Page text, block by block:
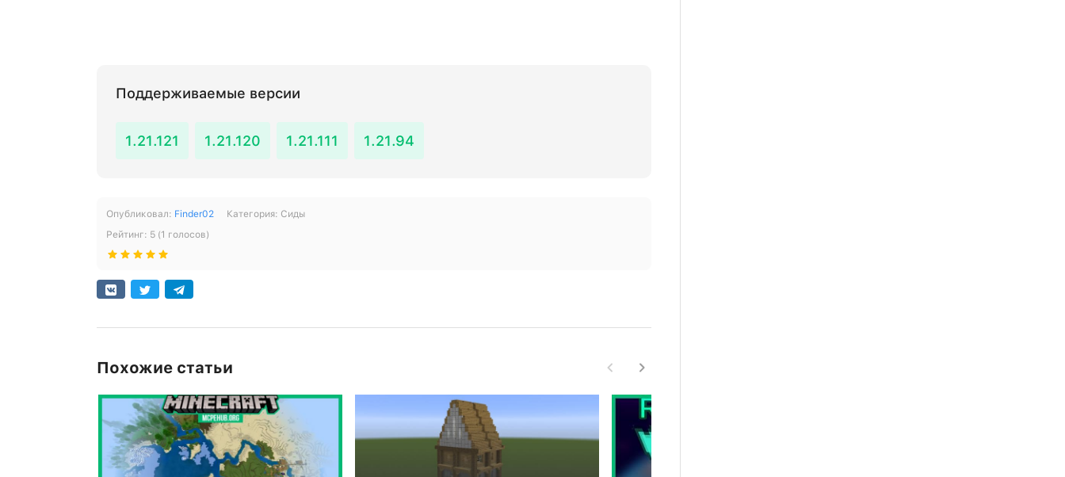
Поддерживаемые версии
1.21.121 1.21.120 1.21.111 1.21.94
Опубликовал: Finder02 Категория: Сиды
Рейтинг: 5 (1 голосов)
Похожие статьи